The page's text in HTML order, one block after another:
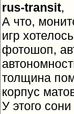
rus-transit,
А что,
игр
фотошоп,
толщина
корпус
У этого